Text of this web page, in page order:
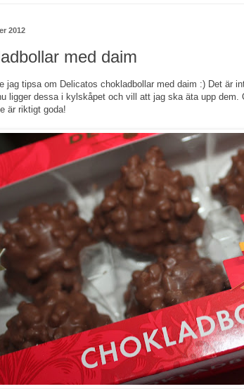
2012
med daim
jag tipsa om Delicatos chokladbollar med daim :) Det är
ligger dessa i kylskåpet och vill att jag ska äta upp
är riktigt goda!